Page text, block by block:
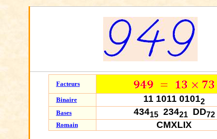
Facteurs
Binaire 11 1011 01012
Bases 43415 23421 DD72
Romain CMXLIX